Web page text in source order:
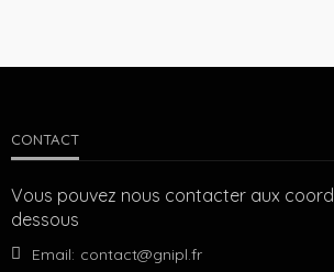
CONTACT
Vous pouvez nous contacter aux
dessous
Email: contact@gnipl.fr